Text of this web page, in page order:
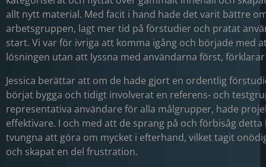
allt nytt material. Med facit i hand hade det varit bättre
arbetsgruppen, lagt mer tid på förstudier och pratat
start. Vi var för ivriga att komma igång och började med
lösningen utan att lyssna med användarna först, förklarar
Jessica berättar att om de hade gjort en ordentlig
börjat bygga och tidigt involverat en referens- och
representativa användare för alla målgrupper, hade
effektivare. I och med att de sprang på och förbisåg
tvungna att göra om mycket i efterhand, vilket tagit
och skapat en del frustration.